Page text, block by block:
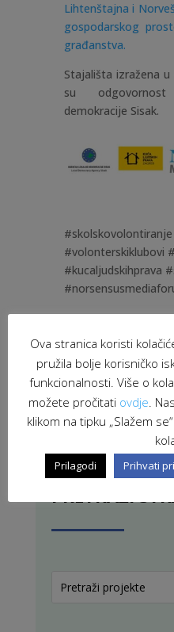
Lihtenštajna i
gospodarskog
građanstva.
Stajališta izražena
su
demokracije Sisak.
#volonterskiklubovi
#kucaljudskihprava
ACF Hrvatska
platforma škola smž|
Strukovna škola Sisak |
PRETRAŽI
Ova stranica koristi
pružila bolje korisničko
funkcionalnosti. Više o
možete pročitati ovdje .
klikom na tipku „Slažem
Prilagodi Prihvati